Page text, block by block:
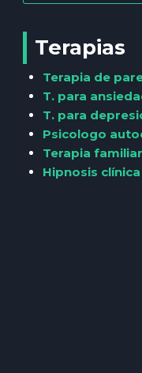
Terapias
Terapia de
T. para
T. para
Psicologo
Terapia familiar
Hipnosis clínica